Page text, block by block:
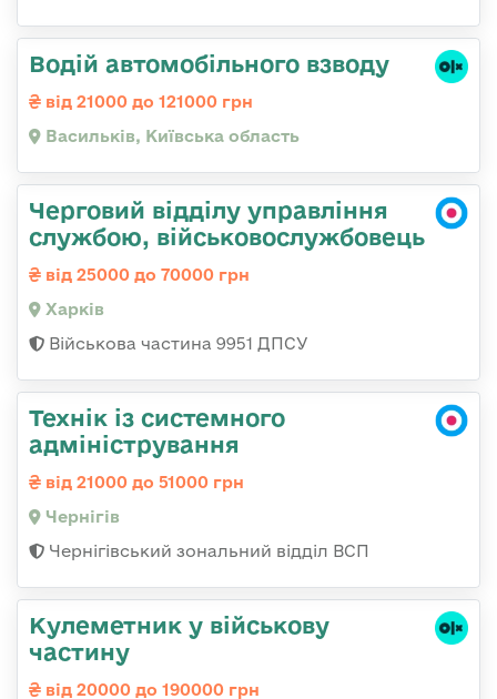
Водій автомобільного взводу
від 21000 до 121000 грн
Васильків, Київська область
Черговий відділу управління
службою, військовослужбовець
від 25000 до 70000 грн
Харків
Військова частина 9951 ДПСУ
Технік із системного
адміністрування
від 21000 до 51000 грн
Чернігів
Чернігівський зональний відділ ВСП
Кулеметник у військову
частину
від 20000 до 190000 грн